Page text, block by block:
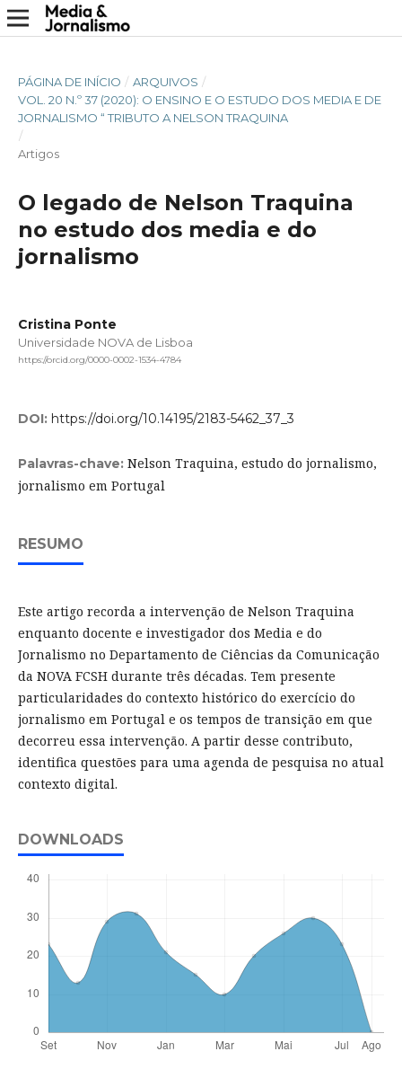
PÁGINA DE INÍCIO / ARQUIVOS /
VOL. 20 N.º 37 (2020): O ENSINO E O ESTUDO DOS MEDIA E DE
JORNALISMO “ TRIBUTO A NELSON TRAQUINA
/
Artigos
O legado de Nelson Traquina
no estudo dos media e do
jornalismo
Cristina Ponte
Universidade NOVA de Lisboa
https://orcid.org/0000-0002-1534-4784
DOI: https://doi.org/10.14195/2183-5462_37_3
Palavras-chave: Nelson Traquina, estudo do jornalismo,
jornalismo em Portugal
RESUMO
Este artigo recorda a intervenção de Nelson Traquina
enquanto docente e investigador dos Media e do
Jornalismo no Departamento de Ciências da Comunicação
da NOVA FCSH durante três décadas. Tem presente
particularidades do contexto histórico do exercício do
jornalismo em Portugal e os tempos de transição em que
decorreu essa intervenção. A partir desse contributo,
identifica questões para uma agenda de pesquisa no atual
contexto digital.
DOWNLOADS